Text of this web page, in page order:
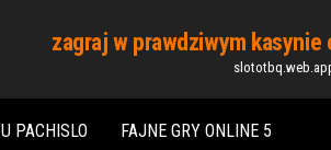
zagraj w prawdziwym
PACHISLO FAJNE GRY ONLINE 5